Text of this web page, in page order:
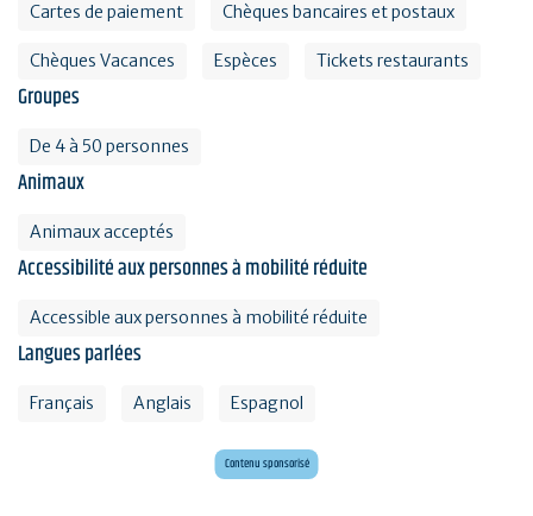
Cartes de paiement Chèques bancaires et postaux
Chèques Vacances Espèces Tickets restaurants
Groupes
De 4 à 50 personnes
Animaux
Animaux acceptés
Accessibilité aux personnes à mobilité réduite
Accessible aux personnes à mobilité réduite
Langues parlées
Français Anglais Espagnol
Contenu sponsorisé
Voyagez en Préhistoire !